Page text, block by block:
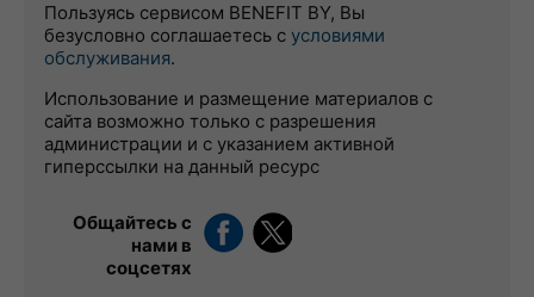
Пользуясь сервисом BENEFIT BY, Вы
безусловно соглашаетесь с условиями
обслуживания.
Использование и размещение материалов с
сайта возможно только с разрешения
администрации и с указанием активной
гиперссылки на данный ресурс
Общайтесь с
нами в
соцсетях